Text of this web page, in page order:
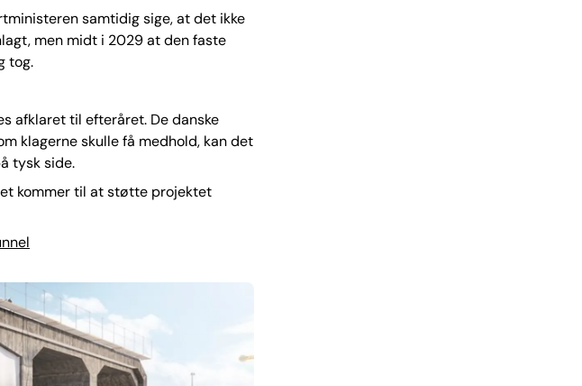
samtidig sige, at det ikke
men midt i 2029 at den faste
tog.
afklaret til efteråret. De danske
klagerne skulle få medhold, kan det
tysk side.
kommer til at støtte projektet